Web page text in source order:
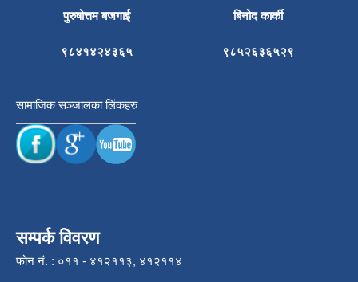
पुरुषोत्तम बजगाई बिनोद कार्की
९८४१४२४३६५ ९८५२६३६५२९
सामाजिक सञ्जालका लिंकहरु
सम्पर्क विवरण
फोन नं. : ०११ - ४१२११३, ४१२११४